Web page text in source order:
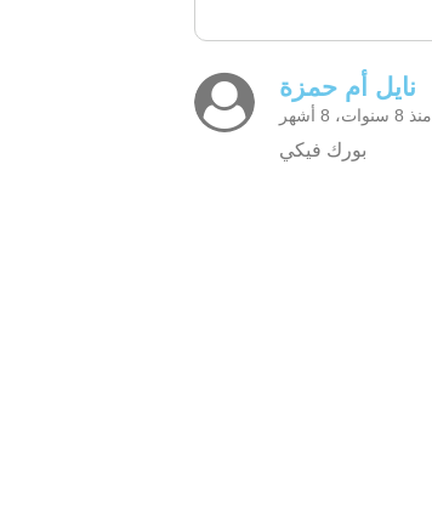
نايل أم حمزة
منذ 8 سنوات، 8 أشهر
بورك فيكي